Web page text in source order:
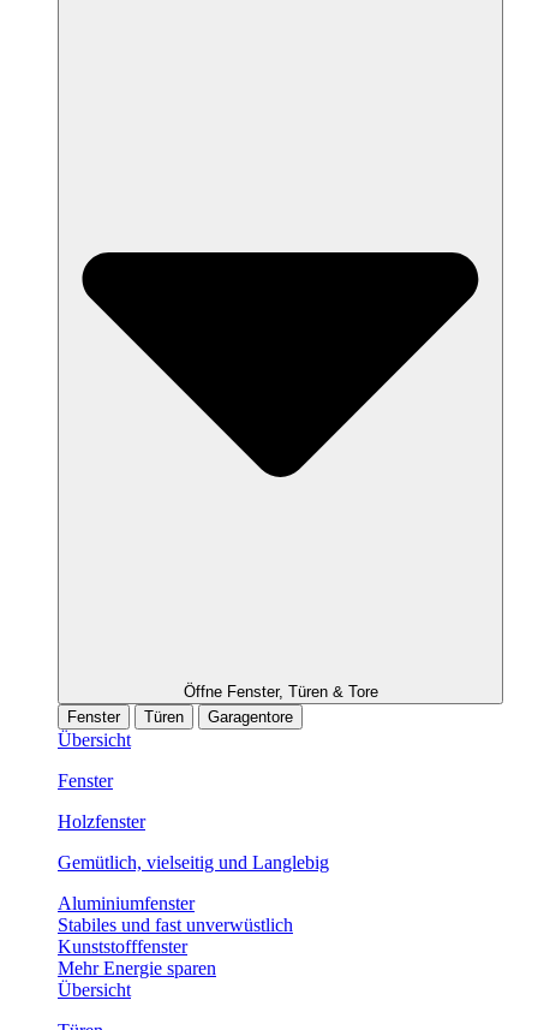
Öffne Fenster, Türen & Tore
Fenster
Türen Garagentore
Übersicht
Fenster
Holzfenster
Gemütlich, vielseitig und Langlebig
Aluminiumfenster
Stabiles und fast unverwüstlich
Kunststofffenster
Mehr Energie sparen
Übersicht